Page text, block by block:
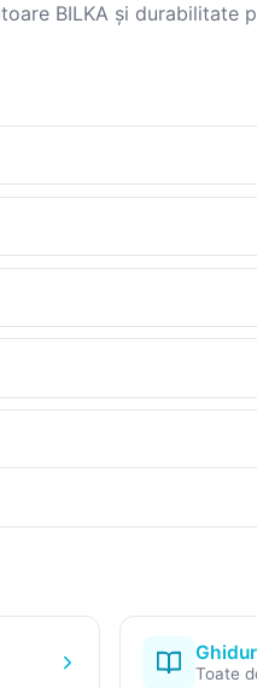
BILKA și durabilitate
Toate